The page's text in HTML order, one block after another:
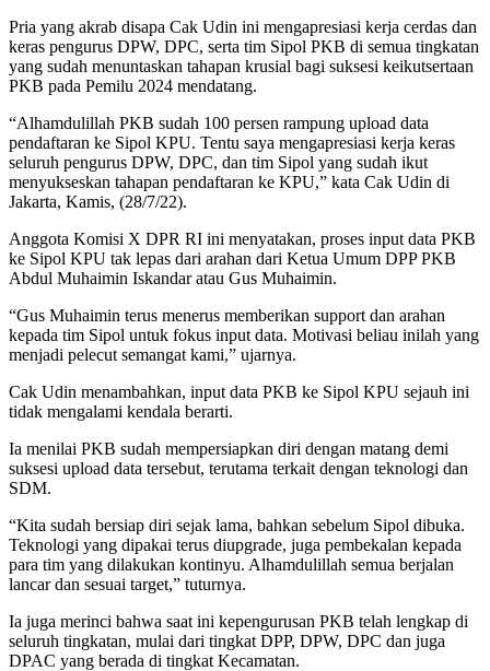
Pria yang akrab disapa Cak Udin ini mengapresiasi kerja cerdas dan
keras pengurus DPW, DPC, serta tim Sipol PKB di semua tingkatan
yang sudah menuntaskan tahapan krusial bagi suksesi keikutsertaan
PKB pada Pemilu 2024 mendatang.
“Alhamdulillah PKB sudah 100 persen rampung upload data
pendaftaran ke Sipol KPU. Tentu saya mengapresiasi kerja keras
seluruh pengurus DPW, DPC, dan tim Sipol yang sudah ikut
menyukseskan tahapan pendaftaran ke KPU,” kata Cak Udin di
Jakarta, Kamis, (28/7/22).
Anggota Komisi X DPR RI ini menyatakan, proses input data PKB
ke Sipol KPU tak lepas dari arahan dari Ketua Umum DPP PKB
Abdul Muhaimin Iskandar atau Gus Muhaimin.
“Gus Muhaimin terus menerus memberikan support dan arahan
kepada tim Sipol untuk fokus input data. Motivasi beliau inilah yang
menjadi pelecut semangat kami,” ujarnya.
Cak Udin menambahkan, input data PKB ke Sipol KPU sejauh ini
tidak mengalami kendala berarti.
Ia menilai PKB sudah mempersiapkan diri dengan matang demi
suksesi upload data tersebut, terutama terkait dengan teknologi dan
SDM.
“Kita sudah bersiap diri sejak lama, bahkan sebelum Sipol dibuka.
Teknologi yang dipakai terus diupgrade, juga pembekalan kepada
para tim yang dilakukan kontinyu. Alhamdulillah semua berjalan
lancar dan sesuai target,” tuturnya.
Ia juga merinci bahwa saat ini kepengurusan PKB telah lengkap di
seluruh tingkatan, mulai dari tingkat DPP, DPW, DPC dan juga
DPAC yang berada di tingkat Kecamatan.